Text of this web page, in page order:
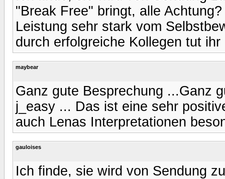
"Break Free" bringt, alle
Leistung sehr stark vom
durch erfolgreiche Kollegen tut
maybear
Ganz gute Besprechung ...Ganz
j_easy ... Das ist eine sehr
auch Lenas Interpretationen
gauloises
Ich finde, sie wird von Sendung